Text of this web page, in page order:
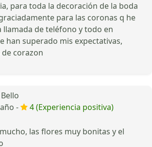
para toda la decoración de la boda
para las coronas q he
llamada de teléfono y todo en
han superado mis expectativas,
corazon
-
4 (Experiencia positiva)
las flores muy bonitas y el